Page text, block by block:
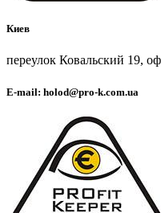
Киев
переулок Ковальский 19,
E-mail: holod@pro-k.com.ua